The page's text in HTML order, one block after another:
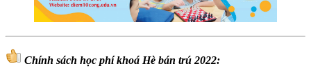
Chính sách học phí khoá Hè bán trú 2022: